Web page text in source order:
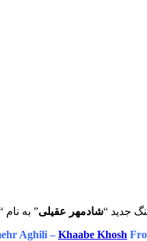
جدید “شادمهر عقیلی” به نام
Aghili – Khaabe Khosh